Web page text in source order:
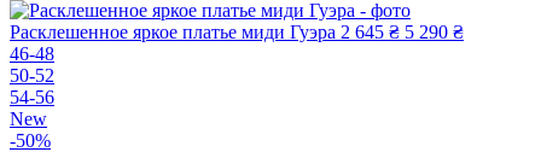
Расклешенное яркое платье миди Гуэра 2 645 ₴ 5 290 ₴
46-48
50-52
54-56
New
-50%